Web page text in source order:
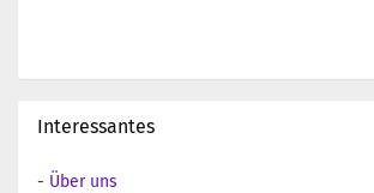
Interessantes
- Über uns